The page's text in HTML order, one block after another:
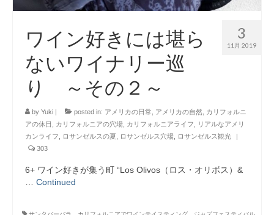
3
11月 2019
ワイン好きには堪ら
ないワイナリー巡
り ～その２～
by Yuki | posted in: アメリカの日常 アメリカの自然 カリフォルニ
アの休日
カリフォルニアの穴場 カリフォルニアライフ
リアルなアメリ
カンライフ
ロサンゼルスの夏 ロサンゼルス穴場 ロサンゼルス観光
|
303
6+ ワイン好きが集う町 “Los Olivos（ロス・オリボス）&
Continued